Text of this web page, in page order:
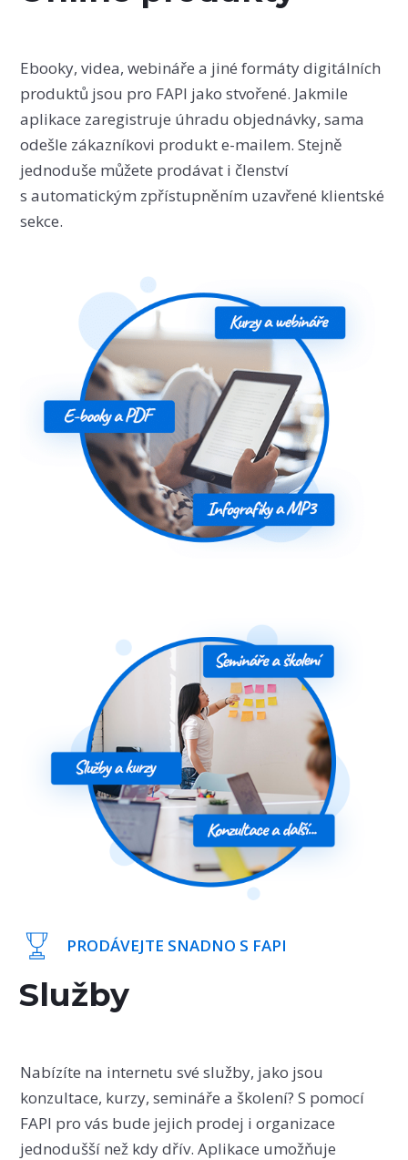
Ebooky, videa, webináře a jiné formáty digitálních
produktů jsou pro FAPI jako stvořené. Jakmile
aplikace zaregistruje úhradu objednávky, sama
odešle zákazníkovi produkt e-mailem. Stejně
jednoduše můžete prodávat i členství
s automatickým zpřístupněním uzavřené klientské
sekce.
PRODÁVEJTE SNADNO S FAPI
Služby
Nabízíte na internetu své služby, jako jsou
konzultace, kurzy, semináře a školení? S pomocí
FAPI pro vás bude jejich prodej i organizace
jednodušší než kdy dřív. Aplikace umožňuje